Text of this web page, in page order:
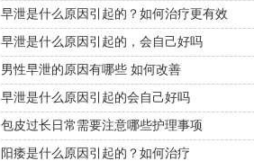
术治疗吗
早泄是什么原因引起的？如何治疗更有效
早泄是什么原因引起的，会自己好吗
男性早泄的原因有哪些 如何改善
早泄是什么原因引起的会自己好吗
包皮过长日常需要注意哪些护理事项
阳痿是什么原因引起的？如何治疗